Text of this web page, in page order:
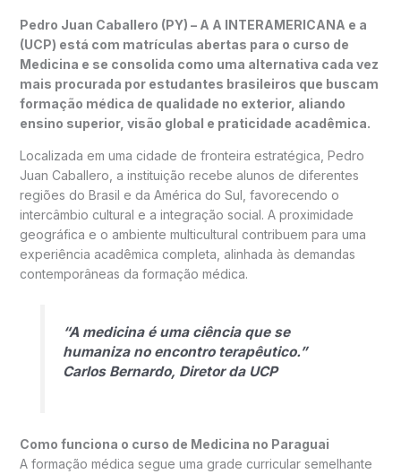
Pedro Juan Caballero (PY) – A A INTERAMERICANA e a
(UCP) está com matrículas abertas para o curso de
Medicina e se consolida como uma alternativa cada vez
mais procurada por estudantes brasileiros que buscam
formação médica de qualidade no exterior, aliando
ensino superior, visão global e praticidade acadêmica.
Localizada em uma cidade de fronteira estratégica, Pedro
Juan Caballero, a instituição recebe alunos de diferentes
regiões do Brasil e da América do Sul, favorecendo o
intercâmbio cultural e a integração social. A proximidade
geográfica e o ambiente multicultural contribuem para uma
experiência acadêmica completa, alinhada às demandas
contemporâneas da formação médica.
“A medicina é uma ciência que se
humaniza no encontro terapêutico.”
Carlos Bernardo, Diretor da UCP
Como funciona o curso de Medicina no Paraguai
A formação médica segue uma grade curricular semelhante